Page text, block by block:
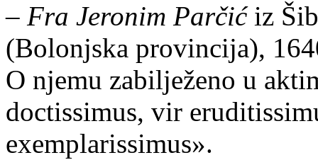
– Fra Jeronim Parčićiz
(Bolonjska provincija),
O njemu zabilježeno u
doctissimus, vir
exemplarissimus».